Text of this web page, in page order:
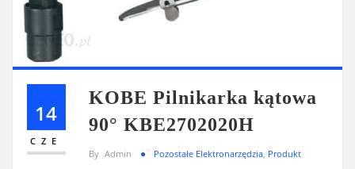
14
CZE
KOBE Pilnikarka kątowa
90° KBE2702020H
By Admin Pozostałe Elektronarzędzia, Produkt